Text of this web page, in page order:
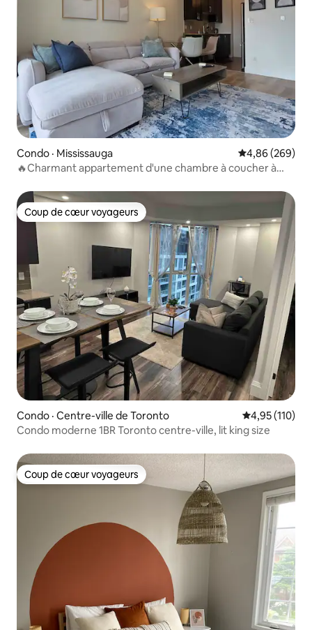
Condo · Mississauga Note
4,86 (269)
🔥Charmant appartement d'une chambre à coucher à
Coup de cœur voyageurs
Coup de cœur voyageurs
Condo · Centre-ville de Toronto Note
4,95 (110)
Condo moderne 1BR Toronto centre-ville, lit king size
Coup de cœur voyageurs
Coup de cœur voyageurs